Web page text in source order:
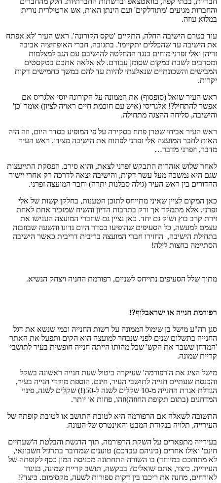
והחברות מגיעים 'מתודלקים' ועם הינתן האות, אש ארטילרית נורית
במלוא עוזה.
עוד בטרם הישיבה החלה, התקיים 'טקס הקורונה'. ראש העיר 'לא אפתח
את הישיבה עד שהכללים יתקיימו'. בתגובה, חברי האופוזיציה אביבה
זריהן ואלי זפרני מוחים כנגד ההחלטה להושיבם עם הגב למצלמות
ומסרבים לשבת במקום שסומן עבורם. לא אלאה אתכם בטקסטים
המבישים והשכונתיים שנאלצתי להיות עד להם במשך כחמישים דקות
יקרות.
ראש העיר שואל (סופסוף) את הממונה על הקורונה יוסי אלגריס אם
אפשר להתחיל?! אלגריסי (איש עם חוכמת חיים ראויה לציון) אומר 'כן'
והישיבה, סליחה ההצגה מתחילה.
ראש העיר אביחי שטרן פתח בסקירה על פי המופיע בסדר היום, וזה היה
האות לחבר המועצה אלי זפרני לפתוח את הישיבה מצידו. ראש העיר
מדבר, וזפרני מדבר…
לאחר שלוש אזהרות התבקש זפרני לצאת, והוא סירב. הפסקת התייעצות
שגם היא נמשכה מעל עשר דקות, והישיבה יצאה לדרכה רק אחרי יישור
ההדורים בין ראש העיר (גילה סבלנות יתרה) וחבר המועצה זפרני.
כאן המקום לציין שאיני מתייחס לתוכן הטענות, בחלקן קשות של אלי
זפרני, אלא מתמקד אך ורק בתרבות הדיון והשיח שמזכיר אחת לאחת
זירת קרב בוץ ושוק גם יחד. כאן נציין גם שחברי המועצה הענישו את
עצמם למעשה, כל הסעיפים שהופיעו בסדר היום נדונו והשעה שבוזבזה
בתחילת הישיבה, החזירו חברי המועצה בריבית דריבית כאשר הישיבה
הסתיימה בחצות לילה!
מתוך שלל הסעיפים נתייחס לשניים, רפורמת החניה ויצחק הנשיא.
רפורמת חנייה או ישראבלוף?!
סגן רה"ע מישל בן שימול הממונה על רשות החנייה וכמי שנשא את דגל
החנייה בתשלום שנים לפני שנבחר למועצה הוא הקים ותפעל את האתר
'המדחן ששבר את הקש' שכל מהותו הייתה חנייה חופשית בעיר לתושבי
קריית שמונה.
מישל הציג את ה'רפורמה' שעיקרה ביטול שעת חנייה ראשונה בשקל
והכנסת שעתיים חנייה לתושבי העיר, חינם. הוספת מוקדי חנייה בעיר,
הגדלת אגרת החנייה מ-10 שקלים לשנה ל-50(!) שקלים לשנה, פינוי
המדחנים (בתום תקופת החוזה)וזהו, פחות או יותר.
התשובה לשאלה אם הרפורמה היא לטובת התושב או לטובת קופתה של
העירייה, תלויה בנקודת המבט והאינטרס של העונה.
בעירייה מתפארים על השקת הרפורמה, תוך הדגשת והבלטת ה'שעתיים
חינם' ואילו אחרים (ביניהם עבדכם) טוענים שמדובר בתרגיל חשבונאי,
לא מתוחכם במיוחד) בו השורה התחתונה מכניסה המון כסף לקופתה של
העירייה. כיצד, אתם שואלים? בבקשה, תושב קריית שמונה, בניגוד
לאורחים, מחנה את ריכבו בין דקות ספורות לשעה, מקסימום. כיצד?!